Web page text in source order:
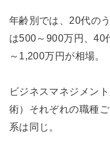
年齢別では、20代の
は500～900万円、40
～1,200万円が相場。
ビジネスマネジメン
術）それぞれの職種
系は同じ。